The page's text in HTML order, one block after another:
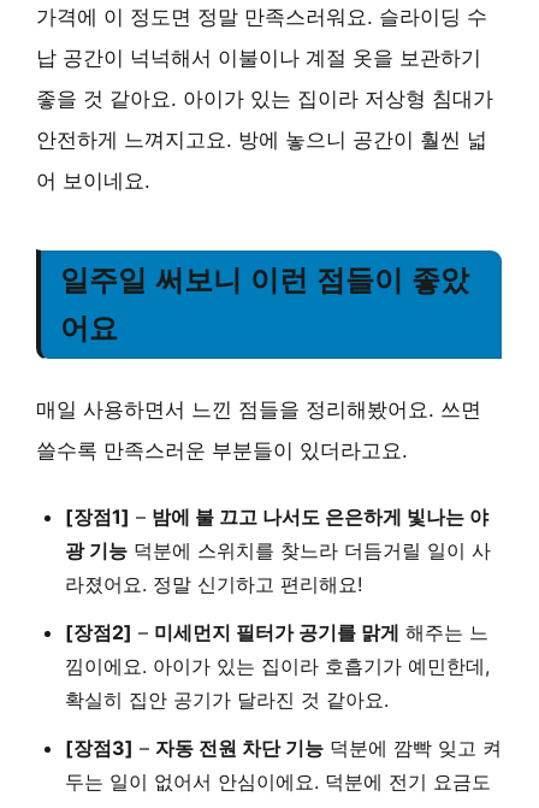
가격에 이 정도면 정말 만족스러워요. 슬라이딩 수
납 공간이 넉넉해서 이불이나 계절 옷을 보관하기
좋을 것 같아요. 아이가 있는 집이라 저상형 침대가
안전하게 느껴지고요. 방에 놓으니 공간이 훨씬 넓
어 보이네요.
일주일 써보니 이런 점들이 좋았
어요
매일 사용하면서 느낀 점들을 정리해봤어요. 쓰면
쓸수록 만족스러운 부분들이 있더라고요.
[장점1] – 밤에 불 끄고 나서도 은은하게 빛나는 야
광 기능 덕분에 스위치를 찾느라 더듬거릴 일이 사
라졌어요. 정말 신기하고 편리해요!
[장점2] – 미세먼지 필터가 공기를 맑게 해주는 느
낌이에요. 아이가 있는 집이라 호흡기가 예민한데,
확실히 집안 공기가 달라진 것 같아요.
[장점3] – 자동 전원 차단 기능 덕분에 깜빡 잊고 켜
두는 일이 없어서 안심이에요. 덕분에 전기 요금도